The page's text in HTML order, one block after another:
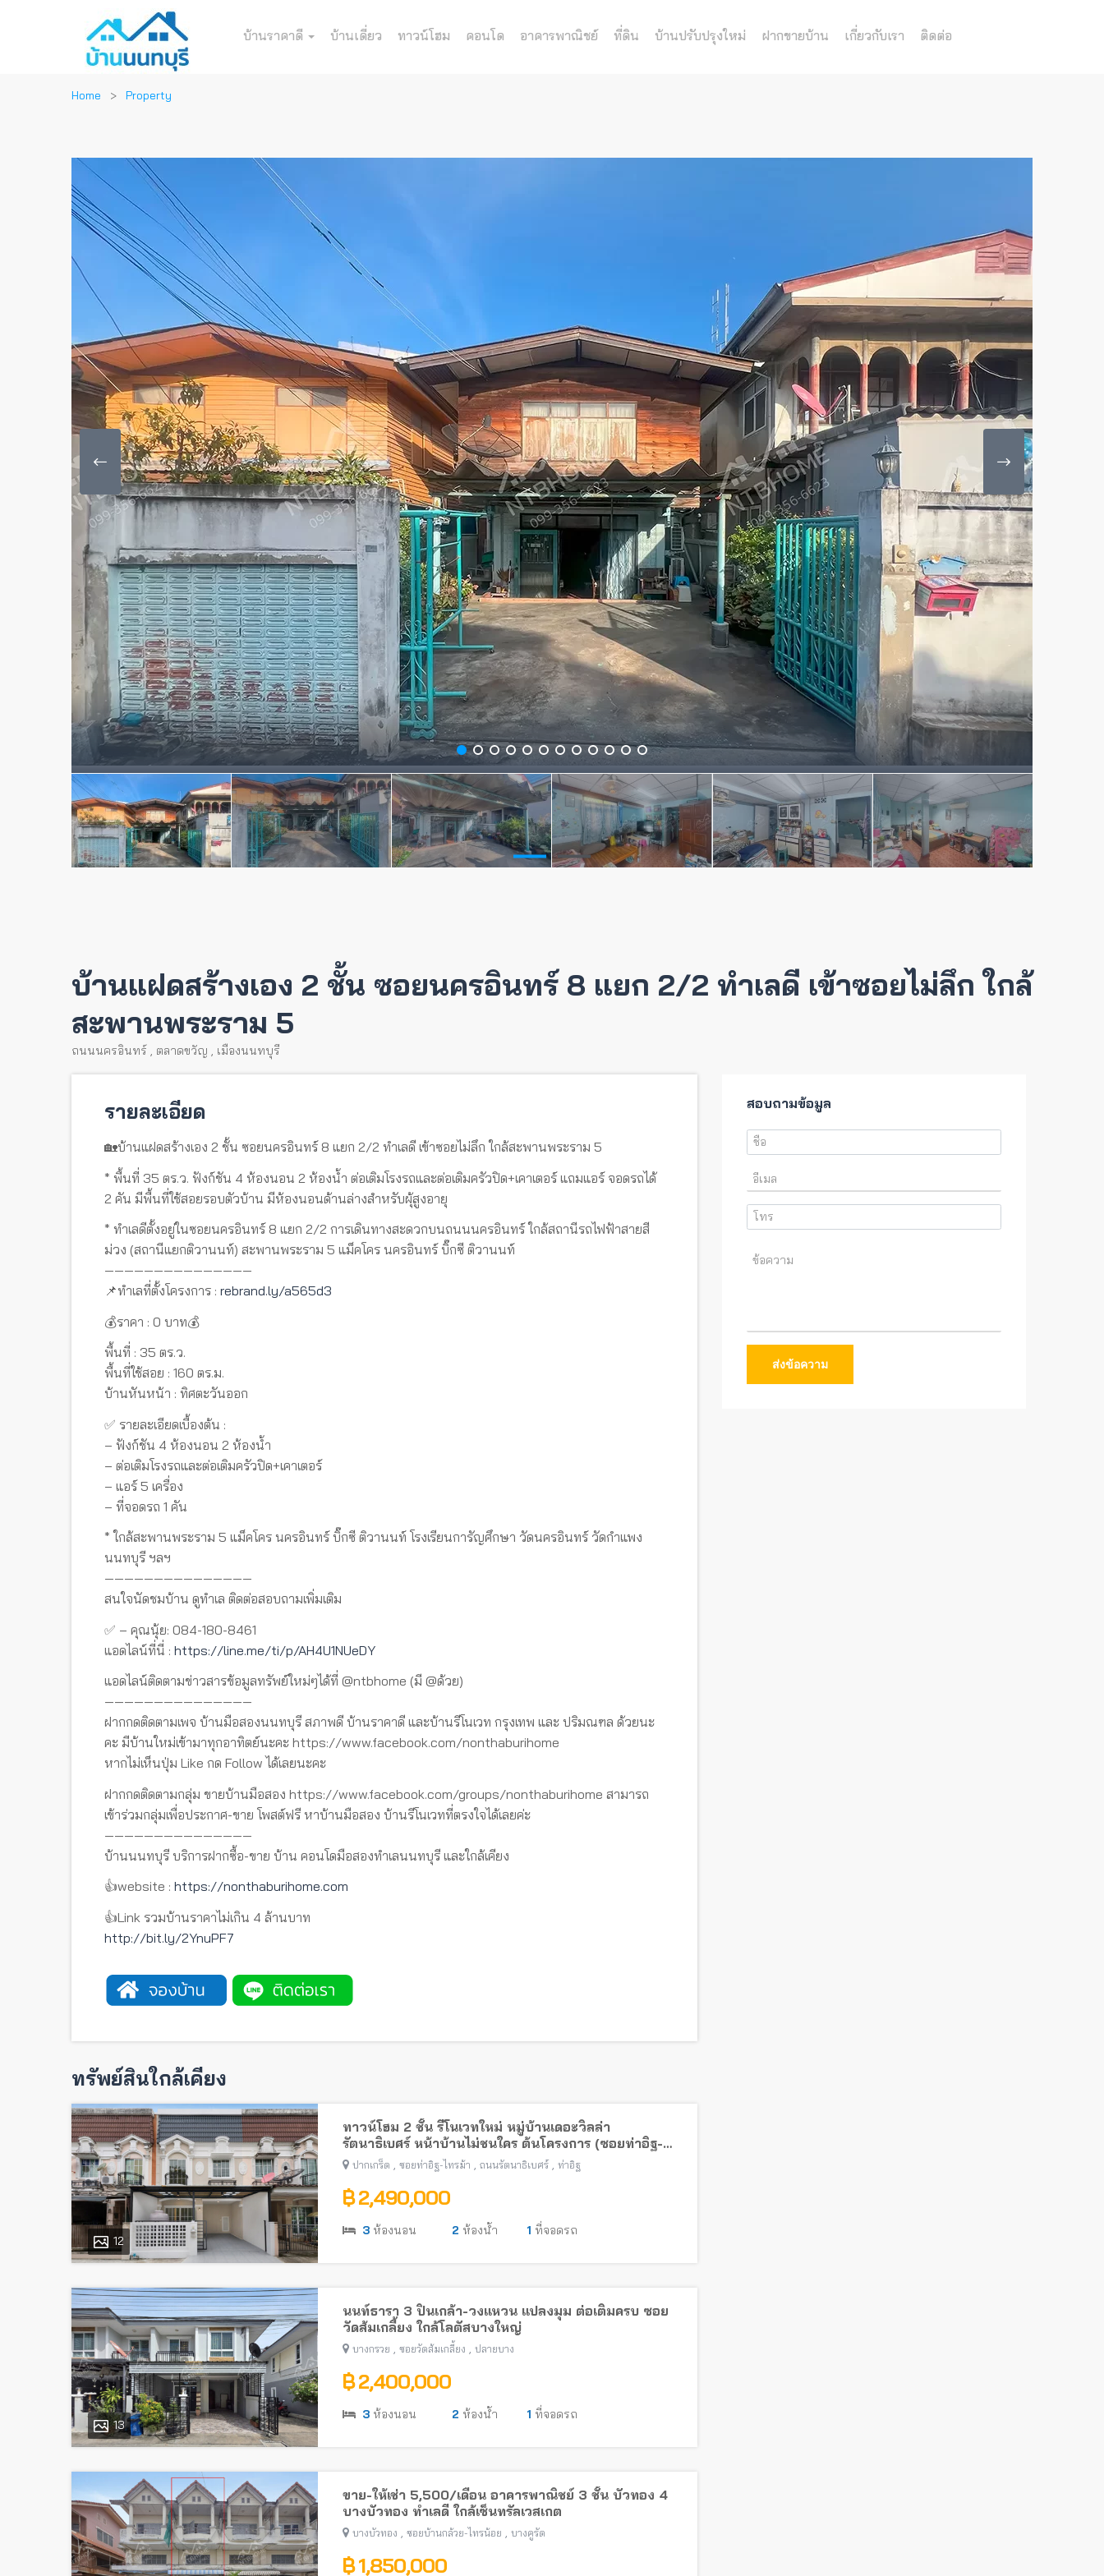
บ้านราคาดี บ้านเดี่ยว ทาวน์โฮม คอนโด อาคารพาณิชย์ ที่ดิน บ้านปรับปรุงใหม่ ฝากขายบ้าน เกี่ยวกับเรา ติดต่อ
Home Property
บ้านแฝดสร้างเอง 2 ชั้น ซอยนครอินทร์ 8 แยก 2/2 ทำเลดี เข้าซอยไม่ลึก ใกล้
สะพานพระราม 5
ถนนนครอินทร์ , ตลาดขวัญ , เมืองนนทบุรี
รายละเอียด
🏡บ้านแฝดสร้างเอง 2 ชั้น ซอยนครอินทร์ 8 แยก 2/2 ทำเลดี เข้าซอยไม่ลึก ใกล้สะพานพระราม 5
* พื้นที่ 35 ตร.ว. ฟังก์ชัน 4 ห้องนอน 2 ห้องน้ำ ต่อเติมโรงรถและต่อเติมครัวปิด+เคาเตอร์ แถมแอร์ จอดรถได้
2 คัน มีพื้นที่ใช้สอยรอบตัวบ้าน มีห้องนอนด้านล่างสำหรับผุ้สูงอายุ
* ทำเลดีตั้งอยู่ในซอยนครอินทร์ 8 แยก 2/2 การเดินทางสะดวกบนถนนนครอินทร์ ใกล้สถานีรถไฟฟ้าสายสี
ม่วง (สถานีแยกติวานนท์) สะพานพระราม 5 แม็คโคร นครอินทร์ บิ๊กซี ติวานนท์
———————————————
📌ทำเลที่ตั้งโครงการ : rebrand.ly/a565d3
💰ราคา : 0 บาท💰
พื้นที่ : 35 ตร.ว.
พื้นที่ใช้สอย : 160 ตร.ม.
บ้านหันหน้า : ทิศตะวันออก
✅ รายละเอียดเบื้องต้น :
– ฟังก์ชัน 4 ห้องนอน 2 ห้องน้ำ
– ต่อเติมโรงรถและต่อเติมครัวปิด+เคาเตอร์
– แอร์ 5 เครื่อง
– ที่จอดรถ 1 คัน
* ใกล้สะพานพระราม 5 แม็คโคร นครอินทร์ บิ๊กซี ติวานนท์ โรงเรียนการัญศึกษา วัดนครอินทร์ วัดกําแพง
นนทบุรี ฯลฯ
———————————————
สนใจนัดชมบ้าน ดูทำเล ติดต่อสอบถามเพิ่มเติม
✅ – คุณนุ้ย: 084-180-8461
แอดไลน์ที่นี่ : https://line.me/ti/p/AH4U1NUeDY
แอดไลน์ติดตามข่าวสารข้อมูลทรัพย์ใหม่ๆได้ที่ @ntbhome (มี @ด้วย)
———————————————
ฝากกดติดตามเพจ บ้านมือสองนนทบุรี สภาพดี บ้านราคาดี และบ้านรีโนเวท กรุงเทพ และ ปริมณฑล ด้วยนะ
คะ มีบ้านใหม่เข้ามาทุกอาทิตย์นะคะ https://www.facebook.com/nonthaburihome
หากไม่เห็นปุ่ม Like กด Follow ได้เลยนะคะ
ฝากกดติดตามกลุ่ม ขายบ้านมือสอง https://www.facebook.com/groups/nonthaburihome สามารถ
เข้าร่วมกลุ่มเพื่อประกาศ-ขาย โพสต์ฟรี หาบ้านมือสอง บ้านรีโนเวทที่ตรงใจได้เลยค่ะ
———————————————
บ้านนนทบุรี บริการฝากซื้อ-ขาย บ้าน คอนโดมือสองทำเลนนทบุรี และใกล้เคียง
👍website : https://nonthaburihome.com
👍Link รวมบ้านราคาไม่เกิน 4 ล้านบาท
http://bit.ly/2YnuPF7
ทรัพย์สินใกล้เคียง
12
ทาวน์โฮม 2 ชั้น รีโนเวทใหม่ หมู่บ้านเดอะวิลล่า
รัตนาธิเบศร์ หน้าบ้านไม่ชนใคร ต้นโครงการ (ซอยท่าอิฐ-
ไทรม้า) พร้อมอยู่ ใกล้รถไฟฟ้าสายสีม่วง
ปากเกร็ด , ซอยท่าอิฐ-ไทรม้า , ถนนรัตนาธิเบศร์ , ท่าอิฐ
฿ 2,490,000
3 ห้องนอน 2 ห้องน้ำ 1 ที่จอดรถ
13
นนท์ธารา 3 ปิ่นเกล้า-วงแหวน แปลงมุม ต่อเติมครบ ซอย
วัดส้มเกลี้ยง ใกล้โลตัสบางใหญ่
บางกรวย , ซอยวัดส้มเกลี้ยง , ปลายบาง
฿ 2,400,000
3 ห้องนอน 2 ห้องน้ำ 1 ที่จอดรถ
ขาย-ให้เช่า 5,500/เดือน อาคารพาณิชย์ 3 ชั้น บัวทอง 4
บางบัวทอง ทำเลดี ใกล้เซ็นทรัลเวสเกต
บางบัวทอง ซอยบ้านกล้วย-ไทรน้อย บางคูรัด
฿ 1,850,000
สอบถามข้อมูล
ส่งข้อความ